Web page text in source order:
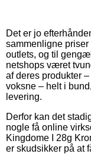
Det er jo
sammenligne
outlets, og til
netshops været
af deres produkter
voksne – helt i
levering.
Derfor kan det
nogle få online
Kingdome I 28g
er skudsikker på at